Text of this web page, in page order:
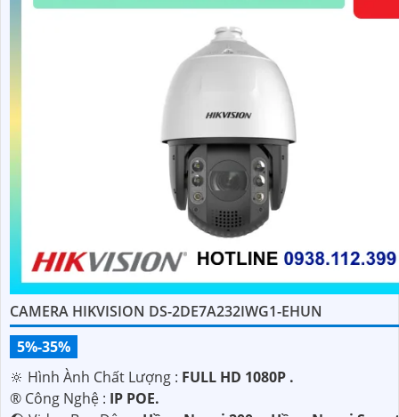
CAMERA HIKVISION DS-2DE7A232IWG1-EHUN
5%-35%
🔆 Hình Ành Chất Lượng : FULL HD 1080P .
®️ Công Nghệ : IP POE.